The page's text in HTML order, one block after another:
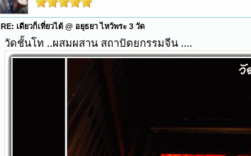
RE: เดียวก็เที่ยวได้ @ อยุธยา ไหว้พระ 3 วัด
วัดชั้นโท ..ผสมผสาน สถาปัตยกรรมจีน ....